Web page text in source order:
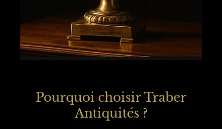
Pourquoi choisir Traber
Antiquités ?